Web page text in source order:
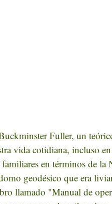
Fuller, un
vida cotidiana, incluso
en términos de
geodésico que era
llamado "Manual de